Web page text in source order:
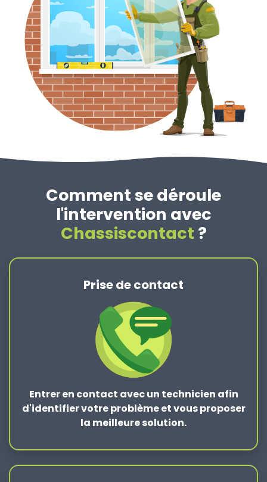
Comment se déroule
l'intervention avec
Chassiscontact ?
Prise de contact
Entrer en contact avec un technicien afin
d'identifier votre problème et vous proposer
la meilleure solution.